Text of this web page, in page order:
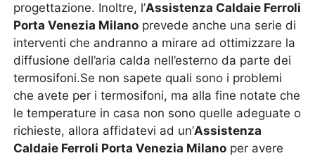
progettazione. Inoltre, l’Assistenza Caldaie Ferroli
Porta Venezia Milano prevede anche una serie di
interventi che andranno a mirare ad ottimizzare la
diffusione dell’aria calda nell’esterno da parte dei
termosifoni.Se non sapete quali sono i problemi
che avete per i termosifoni, ma alla fine notate che
le temperature in casa non sono quelle adeguate o
richieste, allora affidatevi ad un’Assistenza
Caldaie Ferroli Porta Venezia Milano per avere